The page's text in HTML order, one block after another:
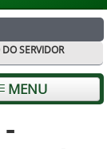
DO SERVIDOR
MENU